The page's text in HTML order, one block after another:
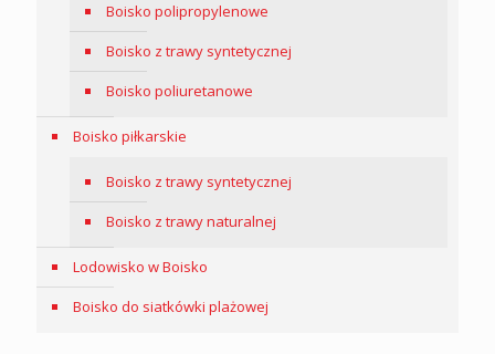
Boisko polipropylenowe
Boisko z trawy syntetycznej
Boisko poliuretanowe
Boisko piłkarskie
Boisko z trawy syntetycznej
Boisko z trawy naturalnej
Lodowisko w Boisko
Boisko do siatkówki plażowej